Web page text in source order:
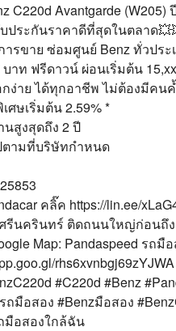
C220d Avantgarde
บประกันราคาดีที่สุดในตลาด
รขาย ซ่อมศูนย์ Benz ทั่วประเ
าท ฟรีดาวน์ ผ่อนเริ่มต้น
ง่าย ได้ทุกอาชีพ ไม่ต้องมีคน
ศษเริ่มต้น 2.59% *
นสูงสุดถึง 2 ปี
ตามที่บริษัทกำหนด
คลิ๊ค https://lin.ee/
นครินทร์ ติดถนนใหญ่ก่อนถึ
Map: Pandaspeed รถ
rhs6xvnbgj69zYJWA
#C220d #Benz
ถมือสอง #Benzมือสอง
มือสองใกล้ฉัน